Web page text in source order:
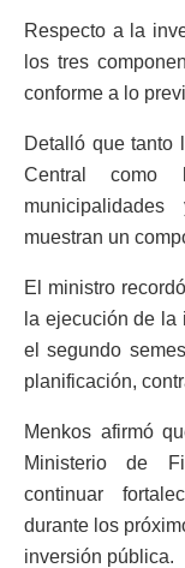
Respecto a la
los tres
conforme a lo
Detalló que tanto
Central como
muestran un
El ministro
la ejecución de la
el segundo
planificación,
Menkos afirmó
Ministerio de
continuar
durante los
inversión pública.